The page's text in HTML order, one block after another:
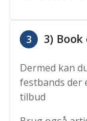
3 3) Book
Dermed kan
festbands der
tilbud